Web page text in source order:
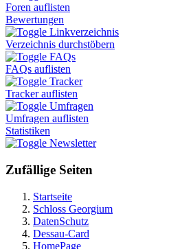
Foren auflisten
Bewertungen
Linkverzeichnis
Verzeichnis durchstöbern
FAQs
FAQs auflisten
Tracker
Tracker auflisten
Umfragen
Umfragen auflisten
Statistiken
Newsletter
Zufällige Seiten
Startseite
Schloss Georgium
DatenSchutz
Dessau-Card
HomePage